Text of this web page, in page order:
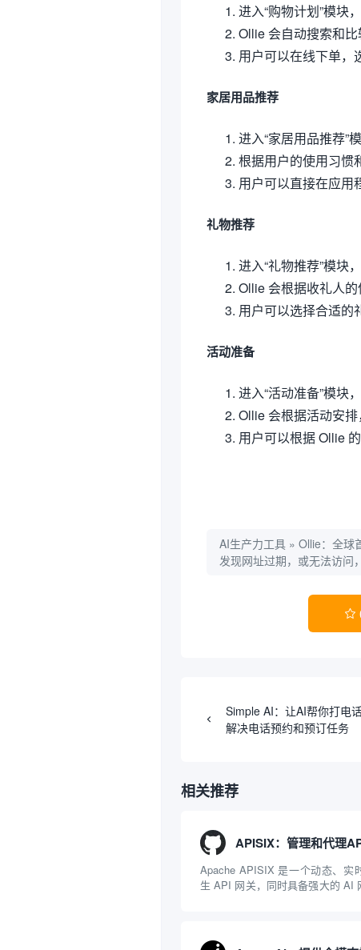
进入“购物计划”模块
Ollie 会自动搜索和
用户可以在线下单，
家居用品推荐
进入“家居用品推荐”
根据用户的使用习惯
用户可以直接在应用
礼物推荐
进入“礼物推荐”模块
Ollie 会根据收礼人的
用户可以选择合适的
活动准备
进入“活动准备”模块
Ollie 会根据活动安排
用户可以根据 Ollie
AI生产力工具 » Ollie：全球
发现网址过期，或无法访问

Simple AI：让AI帮你打电
解决电话预约和预订任务
相关推荐
Apache APISIX 是一个动态、实
生 API 网关，同时具备强大的 AI